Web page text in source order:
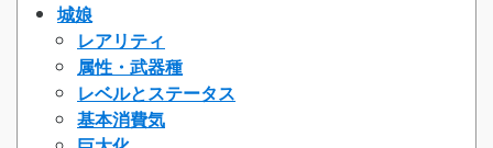
城娘
レアリティ
属性・武器種
レベルとステータス
基本消費気